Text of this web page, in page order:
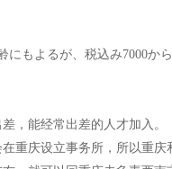
にもよるが、税込み7000か
差，能经常出差的人才加入。
在重庆设立事务所，所以重